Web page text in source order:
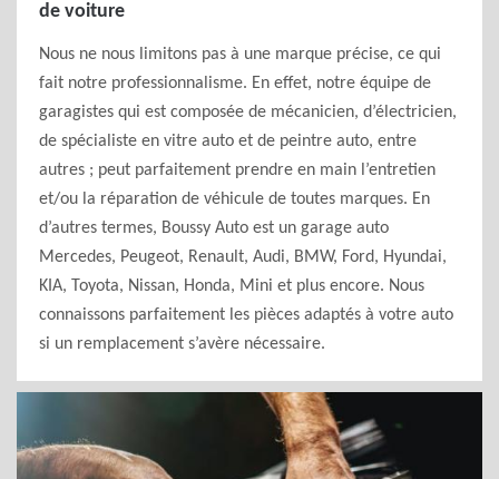
de voiture
Nous ne nous limitons pas à une marque précise, ce qui
fait notre professionnalisme. En effet, notre équipe de
garagistes qui est composée de mécanicien, d’électricien,
de spécialiste en vitre auto et de peintre auto, entre
autres ; peut parfaitement prendre en main l’entretien
et/ou la réparation de véhicule de toutes marques. En
d’autres termes, Boussy Auto est un garage auto
Mercedes, Peugeot, Renault, Audi, BMW, Ford, Hyundai,
KIA, Toyota, Nissan, Honda, Mini et plus encore. Nous
connaissons parfaitement les pièces adaptés à votre auto
si un remplacement s’avère nécessaire.